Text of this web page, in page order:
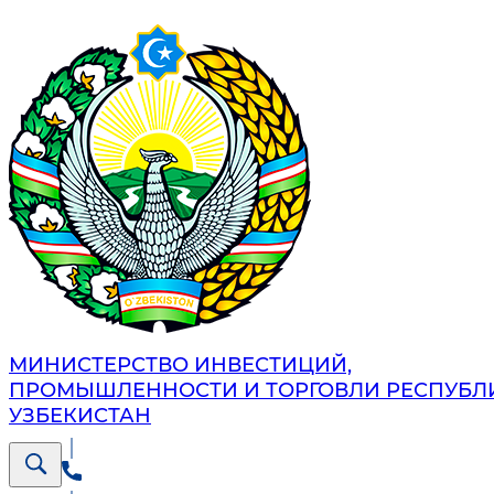
МИНИСТЕРСТВО ИНВЕСТИЦИЙ,
ПРОМЫШЛЕННОСТИ И ТОРГОВЛИ
УЗБЕКИСТАН